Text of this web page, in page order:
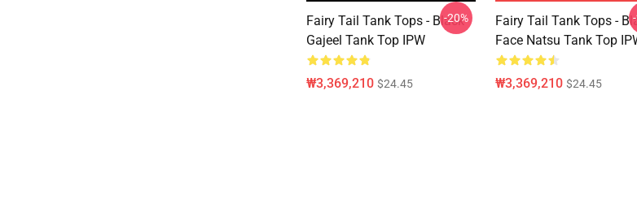
Fairy Tail Tank Tops - Black
Gajeel Tank Top IPW
₩3,369,210 $24.45
-20%
Fairy Tail Tank Tops -
Face Natsu Tank Top
₩3,369,210 $24.45